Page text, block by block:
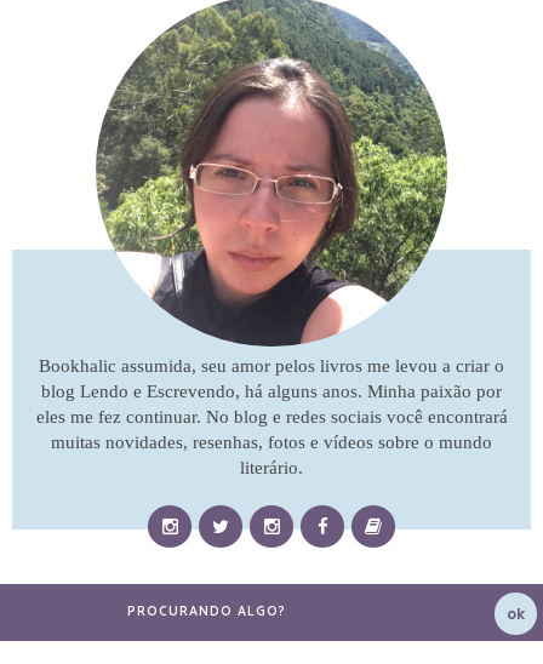
Bookhalic assumida, seu amor pelos livros me levou a criar o
blog Lendo e Escrevendo, há alguns anos. Minha paixão por
eles me fez continuar. No blog e redes sociais você encontrará
muitas novidades, resenhas, fotos e vídeos sobre o mundo
literário.